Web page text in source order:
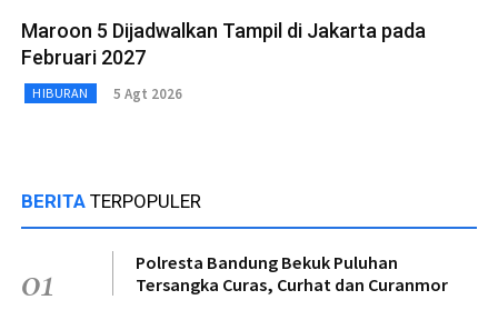
Maroon 5 Dijadwalkan Tampil di Jakarta pada
Februari 2027
HIBURAN 5 Agt 2026
BERITA TERPOPULER
01
Polresta Bandung Bekuk Puluhan
Tersangka Curas, Curhat dan Curanmor